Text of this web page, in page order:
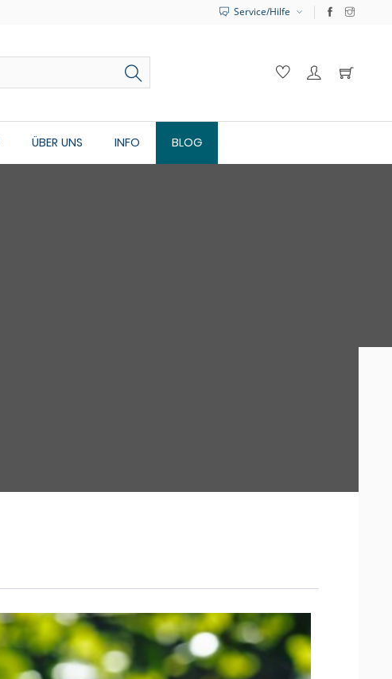
Service/Hilfe
ÜBER UNS INFO BLOG